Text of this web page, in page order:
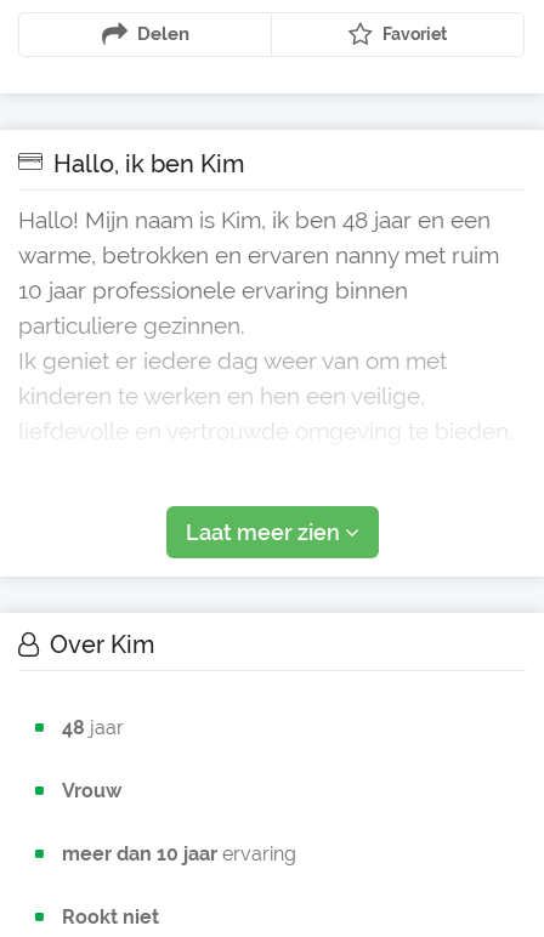
Delen Favoriet
Hallo, ik ben Kim
Hallo! Mijn naam is Kim, ik ben 48 jaar en een
warme, betrokken en ervaren nanny met ruim
10 jaar professionele ervaring binnen
particuliere gezinnen.
Ik geniet er iedere dag weer van om met
kinderen te werken en hen een veilige,
liefdevolle en vertrouwde omgeving te bieden.
knutselen, bakken of gewoon lekker lachen; ik
vind het belangrijk dat kinderen zich g
Laat meer zien
Over Kim
48 jaar
Vrouw
meer dan 10 jaar ervaring
Rookt niet